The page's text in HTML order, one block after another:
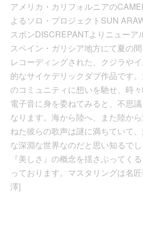
アメリカ・カリフォルニアの
よるソロ・プロジェクトSUN
スボンDISCREPANTよりニューア
スペイン・ガリシア地方にて夏の
レコーディングされた、クジラや
的なサイケデリックダブ作品です
のコミュニティに想いを馳せ、時
電子音に身を委ねてみると、不思
なります。海から陸へ、また陸か
ねた彼らの歌声は謎に満ちていて
な深淵な世界なのだと思い知るで
『美しさ』の概念を揺さぶってく
っております。マスタリングは名
澤]